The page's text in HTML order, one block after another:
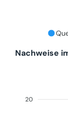
Nachweise
20